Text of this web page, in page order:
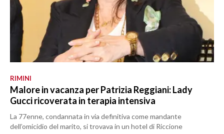
RIMINI
Malore in vacanza per Patrizia Reggiani: Lady
Gucci ricoverata in terapia intensiva
La 77enne, condannata in via definitiva come mandante
dell’omicidio del marito, si trovava in un hotel di Riccione